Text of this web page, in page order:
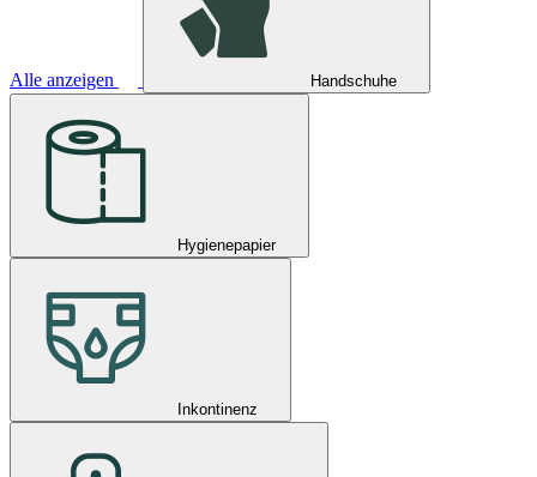
Alle anzeigen Handschuhe
Hygienepapier
Inkontinenz